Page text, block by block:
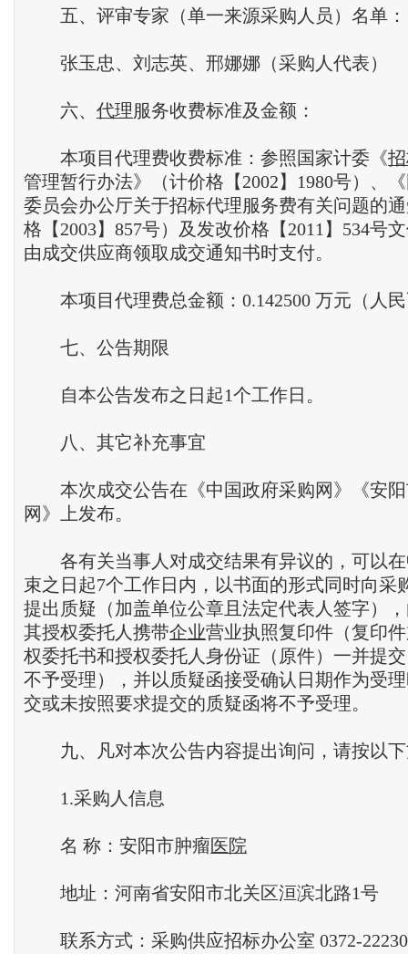
五、评审专家（单一来源采购人员）名单：
张玉忠、刘志英、邢娜娜（采购人代表）
六、 代理服务收费标准及金额：
本项目代理费收费标准：参照国家计委《
管理暂行办法》（计价格【2002】1980号）、
委员会办公厅关于招标代理服务费有关问题的
格【2003】857号）及发改价格【2011】534号
由成交供应商领取成交通知书时支付。
本项目代理费总金额：0.142500 万元（人
七、公告期限
自本公告发布之日起1个工作日。
八、其它补充事宜
本次成交公告在《中国政府采购网》《安阳
网》上发布。
各有关当事人对成交结果有异议的，可以在
束之日起7个工作日内，以书面的形式同时向采
提出质疑（加盖单位公章且法定代表人签字）
其授权委托人携带企业营业执照复印件（复印
权委托书和授权委托人身份证（原件）一并提
不予受理），并以质疑函接受确认日期作为受
交或未按照要求提交的质疑函将不予受理。
九、凡对本次公告内容提出询问，请按以下
1.采购人信息
名 称：安阳市肿瘤医院
地址：河南省安阳市北关区洹滨北路1号
联系方式：采购供应招标办公室 0372-